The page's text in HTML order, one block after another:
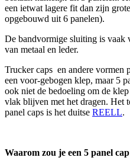
een ietwat lagere fit dan zijn
opgebouwd uit 6 panelen).
De bandvormige sluiting is vaak
van metaal en leder.
Trucker caps en andere vormen
een voor-gebogen klep, maar 5
ook niet de bedoeling om de
vlak blijven met het dragen. Het
panel caps is het duitse REELL.
Waarom zou je een 5 panel